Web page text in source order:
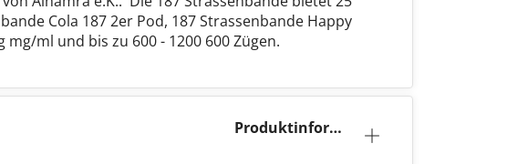
Cola 187 2er Pod, 187 Strassenbande Happy
ml und bis zu 600 - 1200 600 Zügen.
Produktinforma